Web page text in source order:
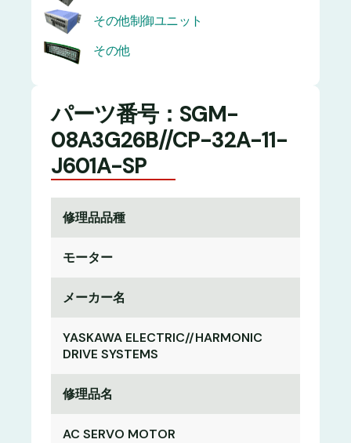
その他制御ユニット
その他
パーツ番号：SGM-
08A3G26B//CP-32A-11-
J601A-SP
修理品品種
モーター
メーカー名
YASKAWA ELECTRIC//HARMONIC
DRIVE SYSTEMS
修理品名
AC SERVO MOTOR